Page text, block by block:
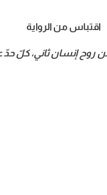
اقتباس من الرواية
روح إنسان ثاني، كلّ